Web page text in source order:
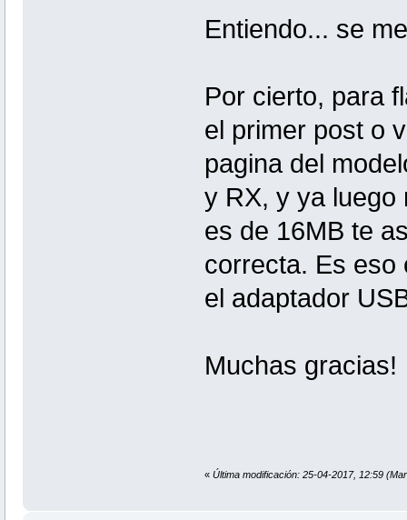
Entiendo... se
Por cierto, para
el primer post o
pagina del
y RX, y ya luego
es de 16MB te
correcta. Es eso
el adaptador
Muchas gracias!
« Última modificación: 25-04-2017, 12:59